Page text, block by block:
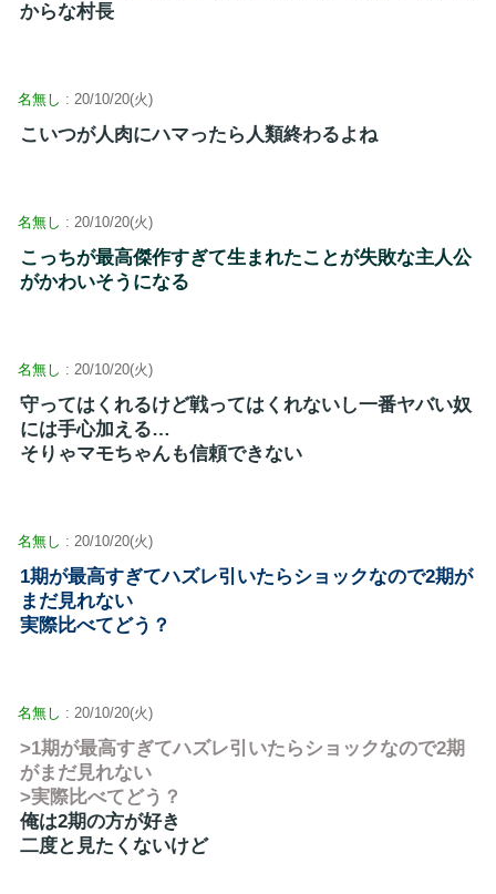
からな村長
名無し : 20/10/20(火)
こいつが人肉にハマったら人類終わるよね
名無し : 20/10/20(火)
こっちが最高傑作すぎて生まれたことが失敗な主人公
がかわいそうになる
名無し : 20/10/20(火)
守ってはくれるけど戦ってはくれないし一番ヤバい奴
には手心加える…
そりゃマモちゃんも信頼できない
名無し : 20/10/20(火)
1期が最高すぎてハズレ引いたらショックなので2期が
まだ見れない
実際比べてどう？
名無し : 20/10/20(火)
>1期が最高すぎてハズレ引いたらショックなので2期
がまだ見れない
>実際比べてどう？
俺は2期の方が好き
二度と見たくないけど